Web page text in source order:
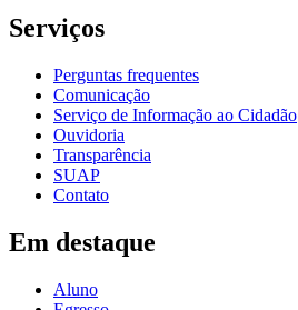
Serviços
Perguntas frequentes
Comunicação
Serviço de Informação ao Cidadão
Ouvidoria
Transparência
SUAP
Contato
Em destaque
Aluno